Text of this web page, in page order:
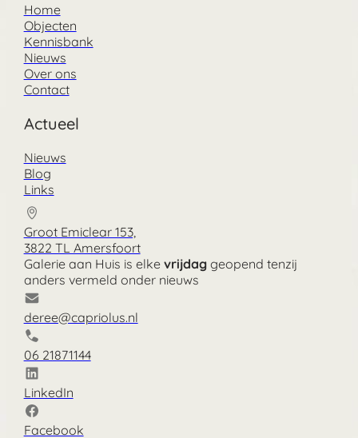
Home
Objecten
Kennisbank
Nieuws
Over ons
Contact
Actueel
Nieuws
Blog
Links
Groot Emiclear 153,
3822 TL Amersfoort
Galerie aan Huis is elke vrijdaggeopend tenzij
anders vermeld onder nieuws
deree@capriolus.nl
06 21871144
LinkedIn
Facebook